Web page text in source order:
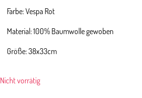
Farbe: Vespa Rot
Material: 100% Baumwolle gewoben
Größe: 38x33cm
Nicht vorrätig